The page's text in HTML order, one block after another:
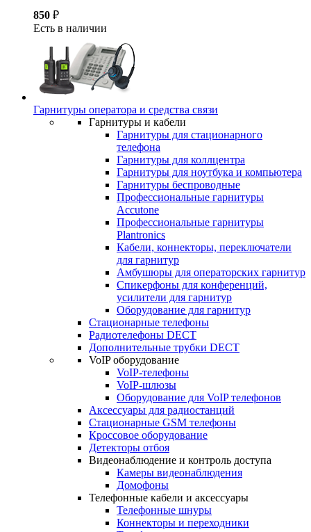
850 ₽
Есть в наличии
Гарнитуры оператора и средства связи
Гарнитуры и кабели
Гарнитуры для стационарного
телефона
Гарнитуры для коллцентра
Гарнитуры для ноутбука и компьютера
Гарнитуры беспроводные
Профессиональные гарнитуры
Accutone
Профессиональные гарнитуры
Plantronics
Кабели, коннекторы, переключатели
для гарнитур
Амбушюры для операторских гарнитур
Cпикерфоны для конференций,
усилители для гарнитур
Оборудование для гарнитур
Стационарные телефоны
Радиотелефоны DECT
Дополнительные трубки DECT
VoIP оборудование
VoIP-телефоны
VoIP-шлюзы
Оборудование для VoIP телефонов
Аксессуары для радиостанций
Стационарные GSM телефоны
Кроссовое оборудование
Детекторы отбоя
Видеонаблюдение и контроль доступа
Камеры видеонаблюдения
Домофоны
Телефонные кабели и аксессуары
Телефонные шнуры
Коннекторы и переходники